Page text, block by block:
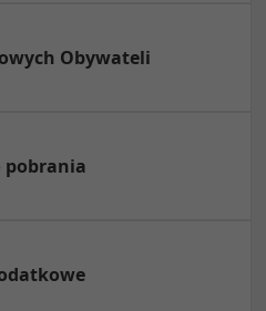
Obywateli
pobrania